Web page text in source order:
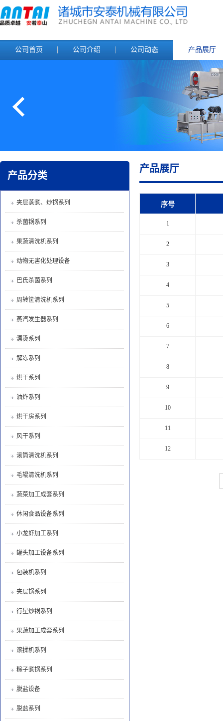
公司首页 公司介绍 公司动态 产品展厅
产品分类
夹层蒸煮、炒锅系列
杀菌锅系列
果蔬清洗机系列
动物无害化处理设备
巴氏杀菌系列
周转筐清洗机系列
蒸汽发生器系列
漂烫系列
解冻系列
烘干系列
油炸系列
烘干房系列
风干系列
滚筒清洗机系列
毛辊清洗机系列
蔬菜加工成套系列
休闲食品设备系列
小龙虾加工系列
罐头加工设备系列
包装机系列
夹层锅系列
行星炒锅系列
果蔬加工成套系列
滚揉机系列
粽子煮锅系列
脱盐设备
脱盐系列
产品展厅
序号
1
2
3
4
5
6
7
8
9
10
11
12